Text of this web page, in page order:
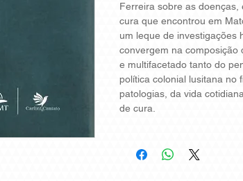
Ferreira sobre as
cura que encontrou em
um leque de investigações
convergem na composição
e multifacetado tanto do
polí­tica colonial lusitana no
patologias, da vida
de cura.